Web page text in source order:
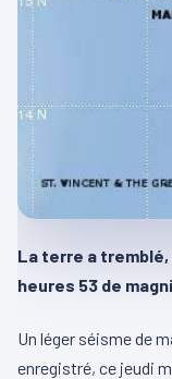
La terre a tremblé,
heures 53 de
Un léger séisme de
enregistré, ce jeudi